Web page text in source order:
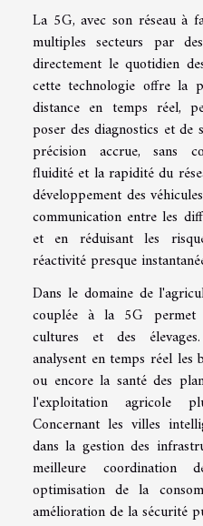
La 5G, avec son réseau à
multiples secteurs par
directement le quotidien
cette technologie offre la
distance en temps réel,
poser des diagnostics et de
précision accrue, sans
fluidité et la rapidité du
développement des
communication entre les
et en réduisant les
réactivité presque
Dans le domaine de
couplée à la 5G permet
cultures et des
analysent en temps réel les
ou encore la santé des
l'exploitation agricole
Concernant les villes
dans la gestion des
meilleure coordination
optimisation de la
amélioration de la sécurité